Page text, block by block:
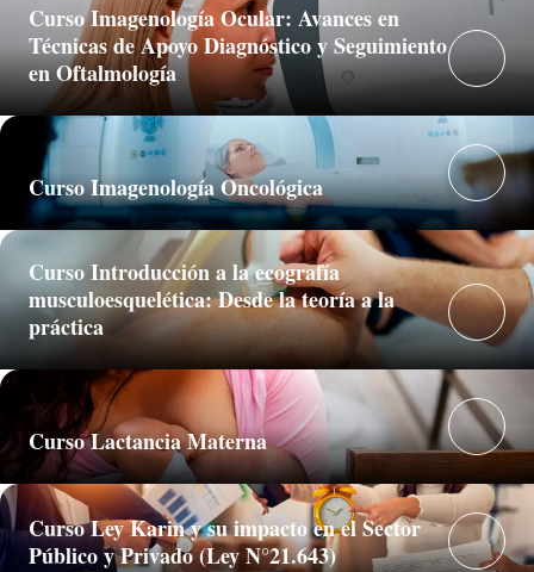
Curso Imagenología Ocular: Avances en
Técnicas de Apoyo Diagnóstico y Seguimiento
en Oftalmología
Curso Imagenología Oncológica
Curso Introducción a la ecografía
musculoesquelética: Desde la teoría a la
práctica
Curso Lactancia Materna
Curso Ley Karin y su impacto en el Sector
Público y Privado (Ley N°21.643)